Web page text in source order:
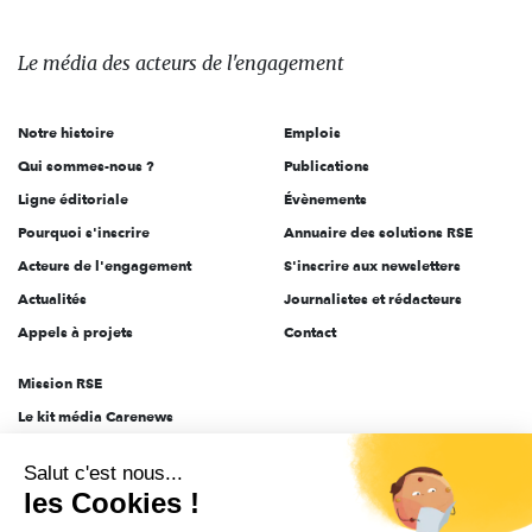
des
l'engagement
Le média des acteurs de l'engagement
Notre histoire
Qui sommes-nous ?
Ligne éditoriale
Pourquoi s'inscrire
Acteurs de l'engagement
Actualités
Appels à projets
Emplois
Publications
Évènements
Annuaire des solutions RSE
S'inscrire aux newsletters
Journalistes et rédacteurs
Contact
Mission RSE
Le kit média Carenews
AEF info
Novethic
Salut c'est nous...
les Cookies !